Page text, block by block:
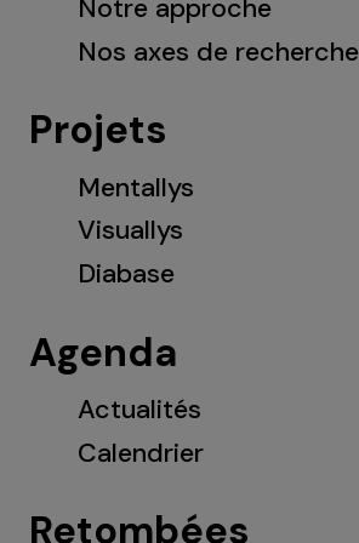
Notre approche
Nos axes de recherche
Projets
Mentallys
Visuallys
Diabase
Agenda
Actualités
Calendrier
Retombées